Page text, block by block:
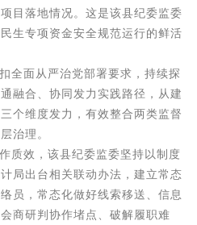
目落地情况。这是该县纪委监委
生专项资金安全规范运行的鲜活
全面从严治党部署要求，持续探
融合、协同发力实践路径，从建
个维度发力，有效整合两类监督
治理。
质效，该县纪委监委坚持以制度
局出台相关联动办法，建立常态
员，常态化做好线索移送、信息
商研判协作堵点、破解履职难